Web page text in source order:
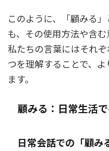
このように、「顧みる
も、その使用方法や含む
私たちの言葉にはそれ
つを理解することで、
ます。
顧みる：日常生活
日常会話での「顧み